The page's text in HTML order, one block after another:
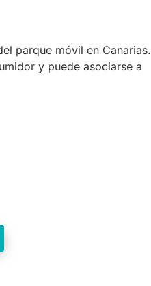
parque móvil en Canarias.
y puede asociarse a